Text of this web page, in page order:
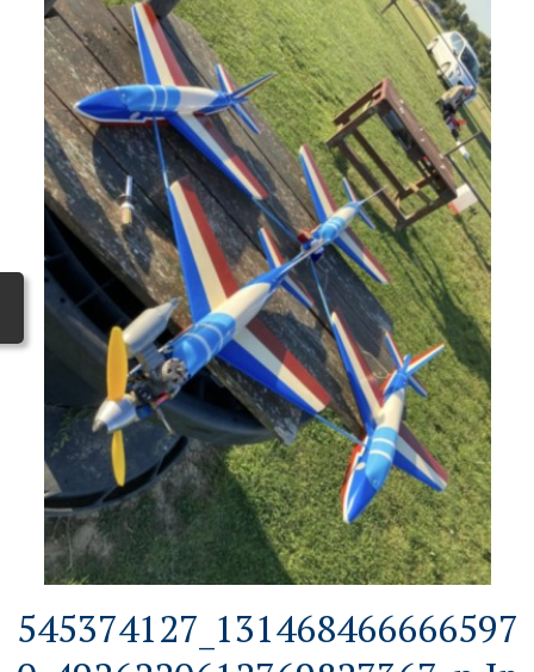
Inscription
Manifestations
Hebergements
545374127_131468466666597